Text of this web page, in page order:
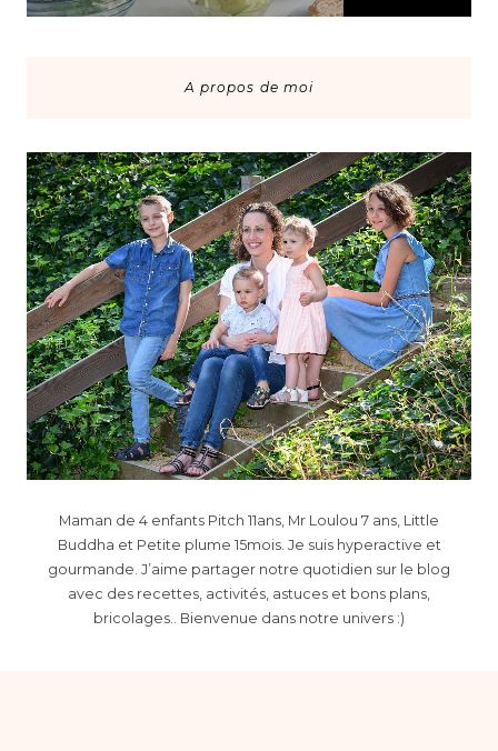
A propos de moi
Maman de 4 enfants Pitch 11ans, Mr Loulou 7 ans, Little
Buddha et Petite plume 15mois. Je suis hyperactive et
gourmande. J’aime partager notre quotidien sur le blog
avec des recettes, activités, astuces et bons plans,
bricolages.. Bienvenue dans notre univers :)